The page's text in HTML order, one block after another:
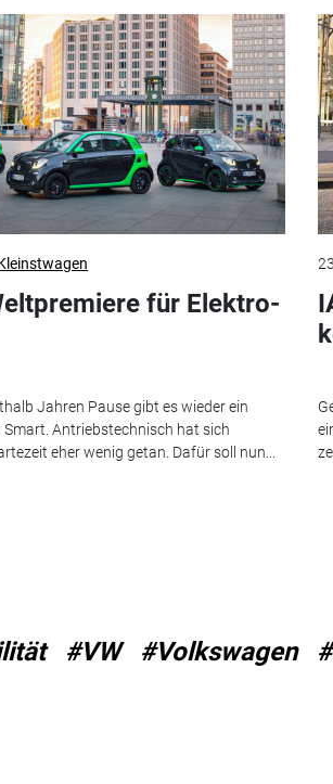
für Elektro-
Jahren Pause gibt es wieder ein
Antriebstechnisch hat sich
eher wenig getan. Dafür soll nun...
#VW #Volkswagen